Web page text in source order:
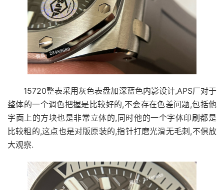
15720整表采用灰色表盘加深蓝色内影设计,APS厂对于
整体的一个调色把握是比较好的,不会存在色差问题,包括他
字面上的方块也是非常立体的,同时他的一个字体印刷都是
比较粗的,这点也是对版原装的,指针打磨光滑无毛刺,不俱放
大观察.